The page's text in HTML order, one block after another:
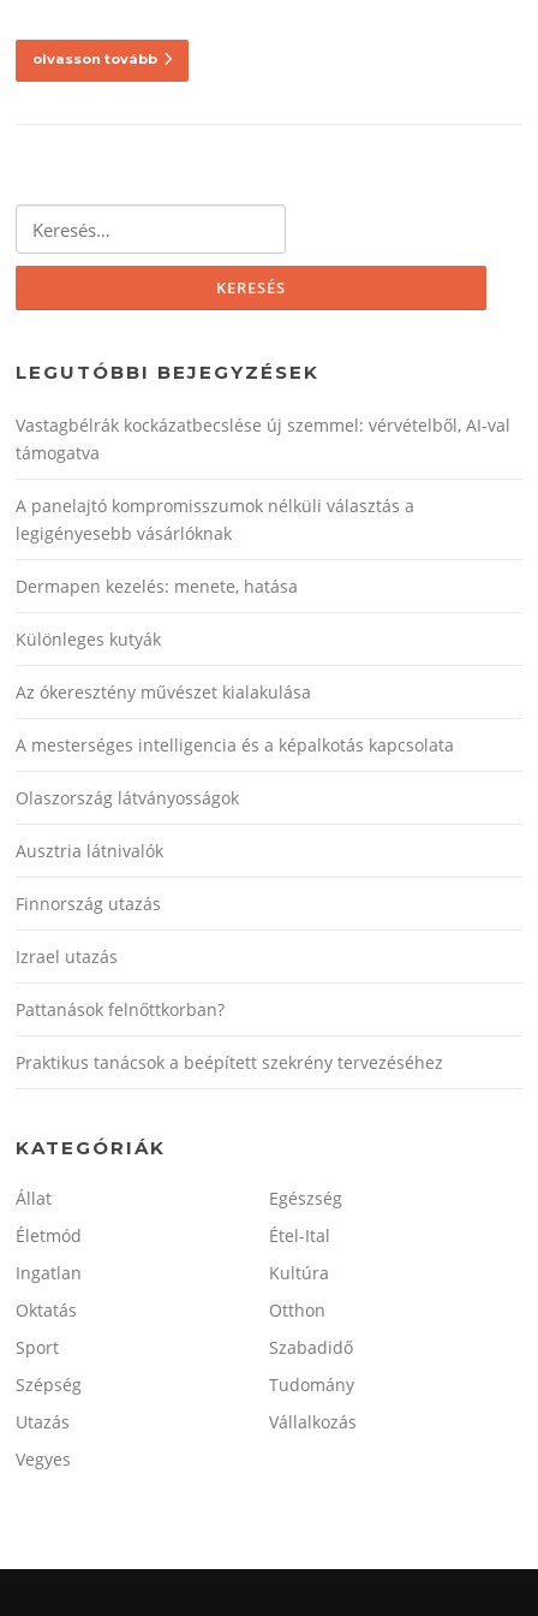
olvasson tovább
LEGUTÓBBI BEJEGYZÉSEK
Vastagbélrák kockázatbecslése új szemmel: vérvételből, AI‑val
támogatva
A panelajtó kompromisszumok nélküli választás a
legigényesebb vásárlóknak
Dermapen kezelés: menete, hatása
Különleges kutyák
Az ókeresztény művészet kialakulása
A mesterséges intelligencia és a képalkotás kapcsolata
Olaszország látványosságok
Ausztria látnivalók
Finnország utazás
Izrael utazás
Pattanások felnőttkorban?
Praktikus tanácsok a beépített szekrény tervezéséhez
KATEGÓRIÁK
Állat
Egészség
Életmód
Étel-Ital
Ingatlan
Kultúra
Oktatás
Otthon
Sport
Szabadidő
Szépség
Tudomány
Utazás
Vállalkozás
Vegyes